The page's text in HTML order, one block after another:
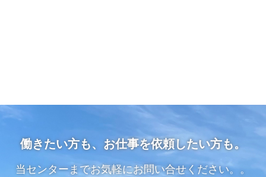
働きたい方も、お仕事を依頼したい方も。
当センターまでお気軽にお問い合せください。。